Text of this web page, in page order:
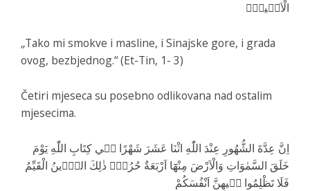
الْاَم۪ينِۙ
„Tako mi smokve i masline, i Sinajske gore, i grada
ovog, bezbjednog.“ (Et-Tin, 1- 3)
Četiri mjeseca su posebno odlikovana nad ostalim
mjesecima.
اِنَّ عِدَّةَ الشُّهُورِ عِنْدَ اللّٰهِ اثْنَا عَشَرَ شَهْرًا ف۪ي كِتَابِ اللّٰهِ يَوْمَ
خَلَقَ السَّمٰوَاتِ وَالْاَرْضَ مِنْهَٓا اَرْبَعَةٌ حُرُمٌۜ ذٰلِكَ الدّ۪ينُ الْقَيِّمُ
فَلَا تَظْلِمُوا ف۪يهِنَّ اَنْفُسَكُمْ